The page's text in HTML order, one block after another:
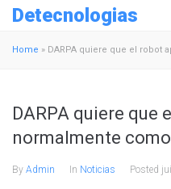
Detecnologias
Home » DARPA quiere que el robot
DARPA quiere que
normalmente
By Admin In Noticias Posted